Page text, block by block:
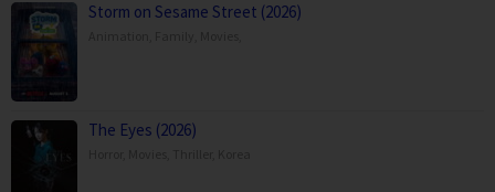
Storm on Sesame Street (2026)
The Eyes (2026)